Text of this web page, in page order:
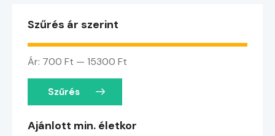
Szűrés ár szerint
Szűrés
Ár: 700 Ft — 15300 Ft
Ajánlott min. életkor